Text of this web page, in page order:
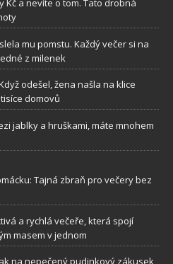
Kč a nevíte o tom. Tato drobná
mu pomstu. Každý večer si na
z milenek
odešel, žena našla na klice
domovů
jablky a hruškami, máte mnohem
Tajná zbraň pro večery bez
a rychlá večeře, která spojí
masem v jednom
na nepečený pudinkový zákusek